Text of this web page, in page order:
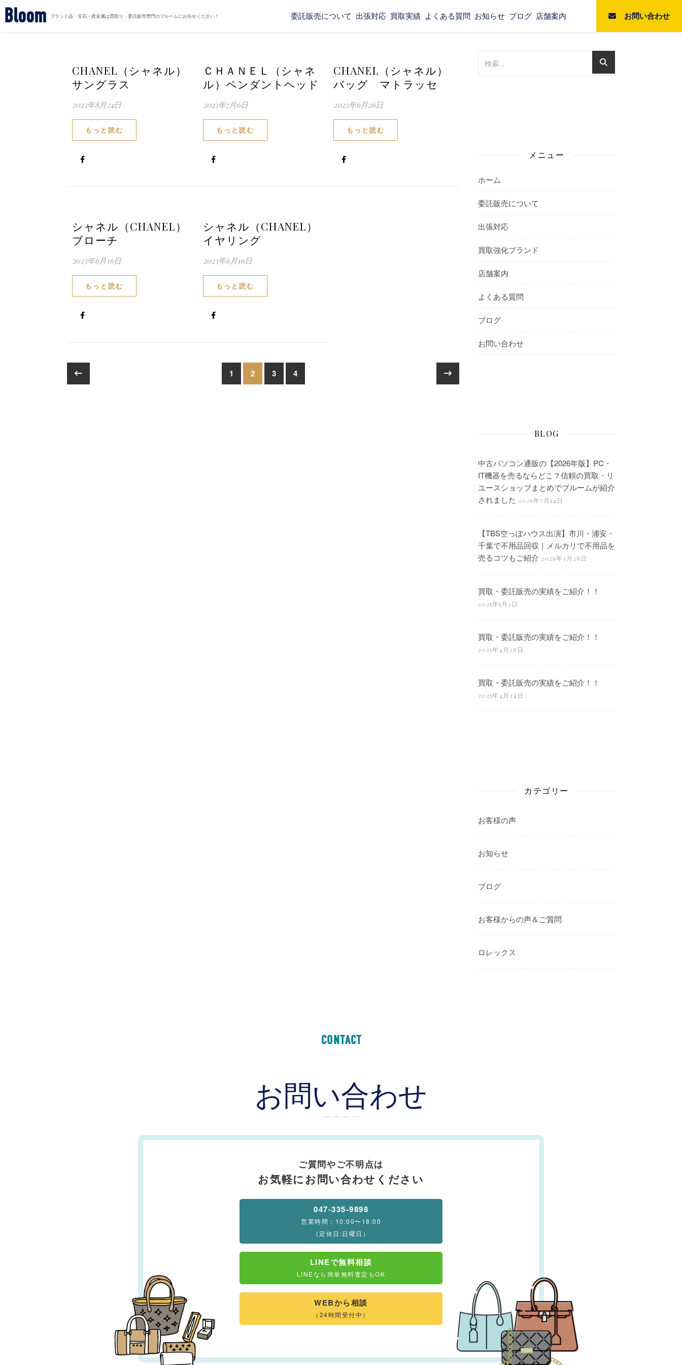
Bloom ブランド品・宝石・貴金属は買取り・委託販売専門のブルームにお任せください！ 委託販売について 出張対応 買取実績 よくある質問 お知らせ ブログ 店舗案内 お問い合わせ
CHANEL（シャネル）
サングラス
2023年8月24日
もっと読む
ＣＨＡＮＥＬ（シャネ
ル）ペンダントヘッド
2023年7月6日
もっと読む
CHANEL（シャネル）
バッグ マトラッセ
2023年6月26日
もっと読む
シャネル（CHANEL）
ブローチ
2023年6月16日
もっと読む
シャネル（CHANEL）
イヤリング
2023年6月16日
もっと読む
1 2 3 4
メニュー
ホーム
委託販売について
出張対応
買取強化ブランド
店舗案内
よくある質問
ブログ
お問い合わせ
BLOG
中古パソコン通販の【2026年版】PC・
IT機器を売るならどこ？信頼の買取・リ
ユースショップまとめでブルームが紹介
されました 2026年7月14日
【TBS空っぽハウス出演】市川・浦安・
千葉で不用品回収｜メルカリで不用品を
売るコツもご紹介 2026年3月28日
買取・委託販売の実績をご紹介！！
2025年5月2日
買取・委託販売の実績をご紹介！！
2025年4月28日
買取・委託販売の実績をご紹介！！
2025年4月24日
カテゴリー
お客様の声
お知らせ
ブログ
お客様からの声＆ご質問
ロレックス
CONTACT
お問い合わせ
ー ー ー ー
ご質問やご不明点は
お気軽にお問い合わせください
047-335-9898
営業時間：10:00〜18:00
（定休日:日曜日）
LINEで無料相談
LINEなら簡単無料査定もOK
WEBから相談
（24時間受付中）